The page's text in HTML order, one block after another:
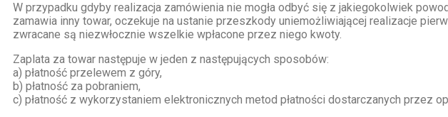
W przypadku gdyby realizacja zamówienia nie mogła odbyć się z jakiegokolwiek
zamawia inny towar, oczekuje na ustanie przeszkody uniemożliwiającej realizacje
zwracane są niezwłocznie wszelkie wpłacone przez niego kwoty.
Zaplata za towar następuje w jeden z następujących sposobów:
a) płatność przelewem z góry,
b) płatność za pobraniem,
c) płatność z wykorzystaniem elektronicznych metod płatności dostarczanych przez